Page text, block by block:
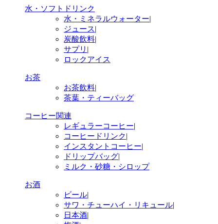
水・ソフトドリンク
水・ミネラルウォーター|
ジュース|
炭酸飲料|
サプリ |
ロックアイス
お茶
お茶飲料|
茶葉・ティーバッグ
コーヒー関連
レギュラーコーヒー|
コーヒードリンク|
インスタントコーヒー|
ドリップバッグ|
ミルク・砂糖・シロップ
お酒
ビール|
サワ・チューハイ・リキュール|
日本酒|